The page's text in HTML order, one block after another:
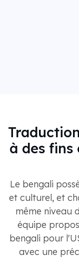
à des
Le bengali
et culturel, et
même niveau
équipe
bengali pour
avec une